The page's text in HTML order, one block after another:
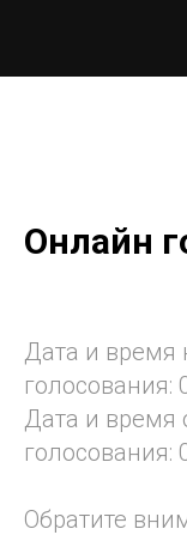
Онлайн
Дата и время
голосования:
Дата и время
голосования:
Обратите